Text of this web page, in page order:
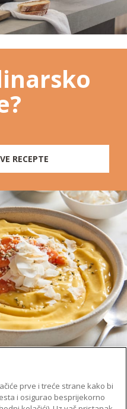
RECEPTE
prve i treće strane kako bi
i osigurao besprijekorno